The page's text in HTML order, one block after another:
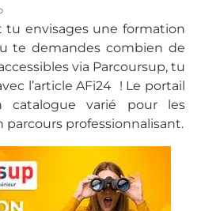
tu envisages une formation
te demandes combien de
via Parcoursup, tu
l’article AFi24 ! Le portail
catalogue varié pour les
parcours professionnalisant.